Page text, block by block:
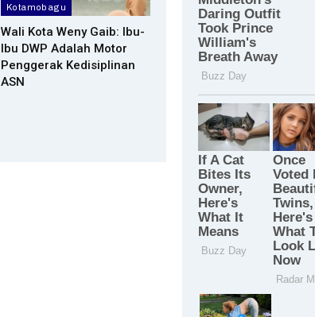
Kotamobagu
Wali Kota Weny Gaib: Ibu-
Ibu DWP Adalah Motor
Penggerak Kedisiplinan
ASN